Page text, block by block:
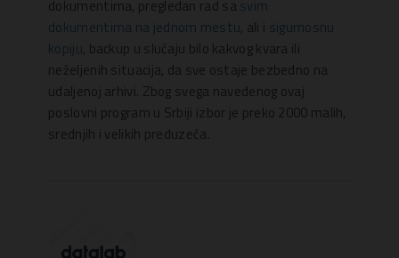
dokumentima, pregledan rad sa svim
dokumentima na jednom mestu, ali i sigurnosnu
kopiju, backup u slučaju bilo kakvog kvara ili
neželjenih situacija, da sve ostaje bezbedno na
udaljenoj arhivi. Zbog svega navedenog ovaj
poslovni program u Srbiji izbor je preko 2000 malih,
srednjih i velikih preduzeća.